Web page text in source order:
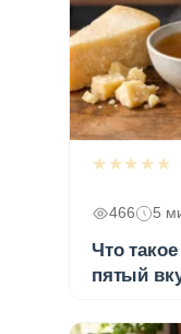
★★★★★
466 5
Что
пятый